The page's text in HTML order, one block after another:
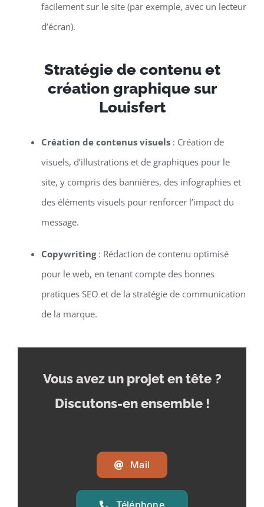
facilement sur le site (par exemple, avec un lecteur
d’écran).
Stratégie de contenu et
création graphique sur
Louisfert
Création de contenus visuels: Création de
visuels, d’illustrations et de graphiques pour le
site, y compris des bannières, des infographies et
des éléments visuels pour renforcer l’impact du
message.
Copywriting: Rédaction de contenu optimisé
pour le web, en tenant compte des bonnes
pratiques SEO et de la stratégie de communication
de la marque.
Vous avez un projet en tête ?
Discutons-en ensemble !
Mail